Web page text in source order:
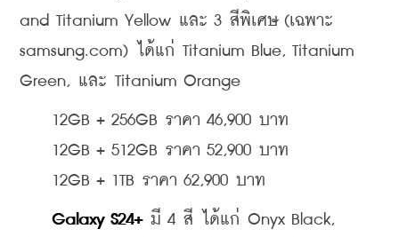
and Titanium Yellow และ 3 สีพิเศษ (เฉพาะ
samsung.com) ได้แก่ Titanium Blue, Titanium
Green, และ Titanium Orange
12GB + 256GB ราคา 46,900 บาท
12GB + 512GB ราคา 52,900 บาท
12GB + 1TB ราคา 62,900 บาท
Galaxy S24+ มี 4 สี ได้แก่ Onyx Black,